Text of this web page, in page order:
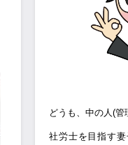
どうも、中の人(管
社労士を目指す